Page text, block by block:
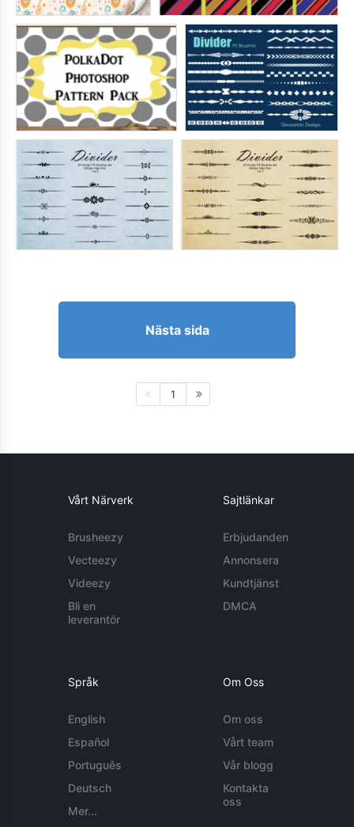
Nästa sida
1
Vårt Närverk
Brusheezy
Vecteezy
Videezy
Bli en
leverantör
Sajtlänkar
Erbjudanden
Annonsera
Kundtjänst
DMCA
Språk
English
Español
Português
Deutsch
Mer...
Om Oss
Om oss
Vårt team
Vår blogg
Kontakta
oss